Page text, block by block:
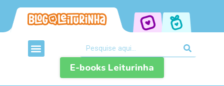
E-books Leiturinha